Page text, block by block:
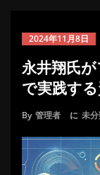
2024年11月8日
永井翔氏が
で実践す
By 管理者 に 未